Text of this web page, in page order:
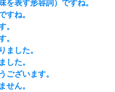
を表す形容詞）ですね。
すね。
。
。
ました。
した。
ございます。
せん。